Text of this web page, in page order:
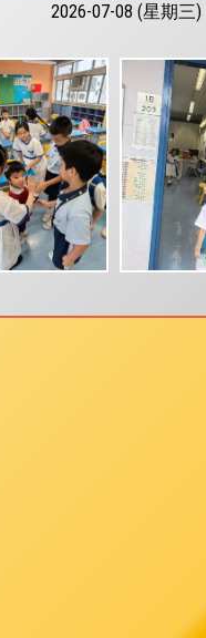
2026-07-08 (星期三)